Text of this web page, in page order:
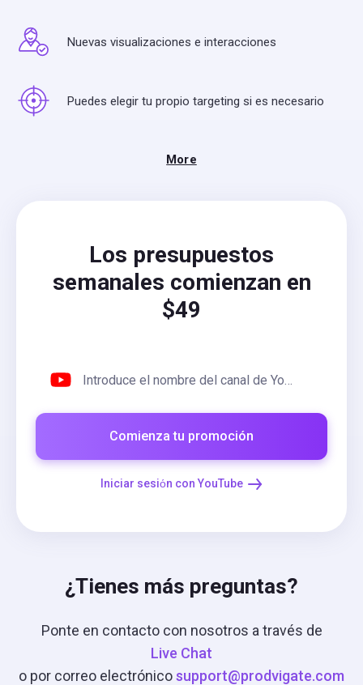
Nuevas visualizaciones e interacciones
Puedes elegir tu propio targeting si es necesario
More
Los presupuestos
semanales comienzan en
$49
Comienza tu promoción
Iniciar sesiόn con YouTube
¿Tienes más preguntas?
Ponte en contacto con nosotros a través de
Live Chat
o por correo electrónicosupport@prodvigate.com